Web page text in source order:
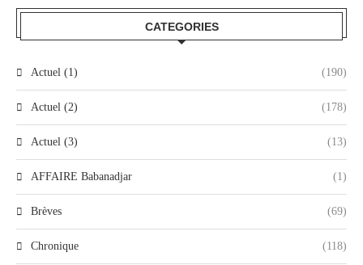
CATEGORIES
Actuel (1) (190)
Actuel (2) (178)
Actuel (3) (13)
AFFAIRE Babanadjar (1)
Brèves (69)
Chronique (118)